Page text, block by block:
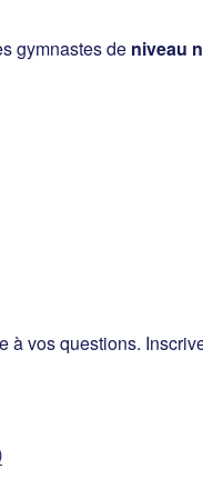
gymnastes de niveau
à vos questions.